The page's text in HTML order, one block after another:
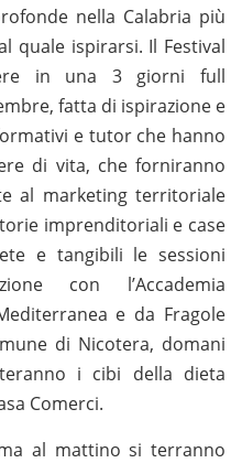
nella Calabria più
quale ispirarsi. Il Festival
in una 3 giorni full
fatta di ispirazione e
e tutor che hanno
di vita, che forniranno
al marketing territoriale
imprenditoriali e case
e tangibili le sessioni
con l’Accademia
e da Fragole
di Nicotera, domani
i cibi della dieta
Comerci.
al mattino si terranno